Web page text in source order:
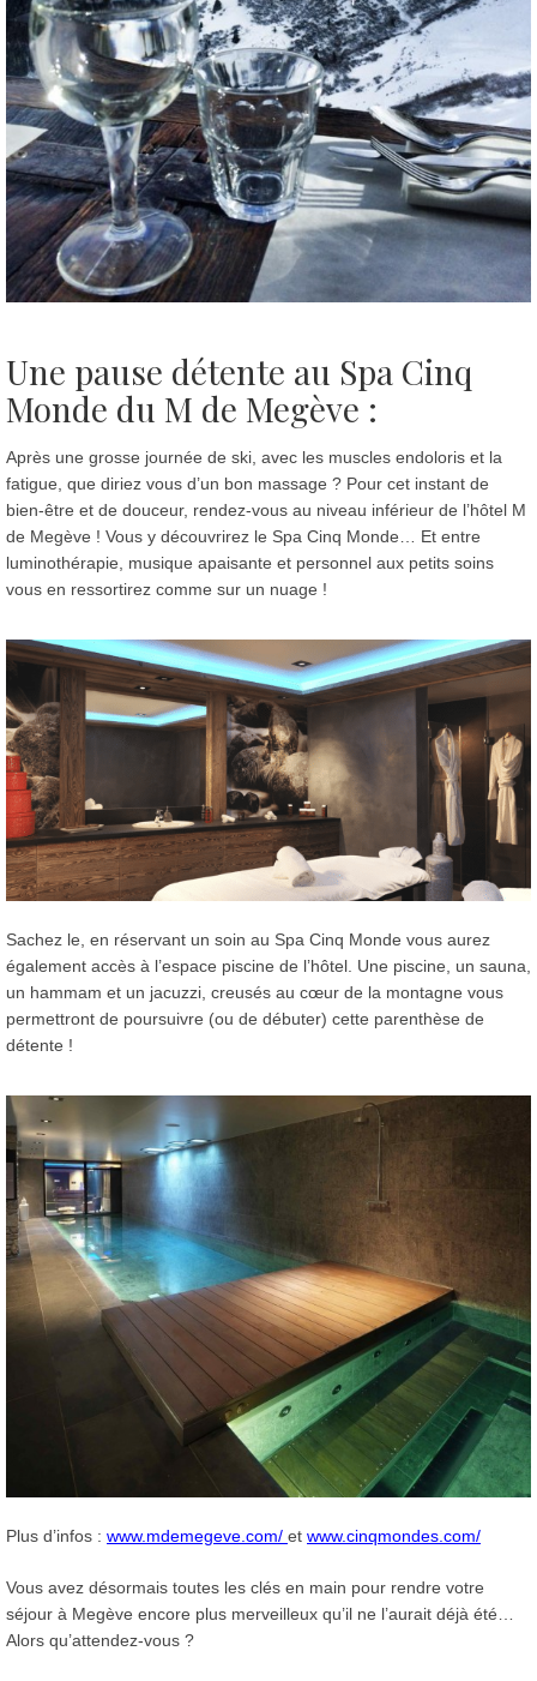
Une pause détente au Spa Cinq
Monde du M de Megève :
Après une grosse journée de ski, avec les muscles endoloris et la
fatigue, que diriez vous d’un bon massage ? Pour cet instant de
bien-être et de douceur, rendez-vous au niveau inférieur de l’hôtel M
de Megève ! Vous y découvrirez le Spa Cinq Monde… Et entre
luminothérapie, musique apaisante et personnel aux petits soins
vous en ressortirez comme sur un nuage !
Sachez le, en réservant un soin au Spa Cinq Monde vous aurez
également accès à l’espace piscine de l’hôtel. Une piscine, un sauna,
un hammam et un jacuzzi, creusés au cœur de la montagne vous
permettront de poursuivre (ou de débuter) cette parenthèse de
détente !
Plus d’infos : www.mdemegeve.com/ et www.cinqmondes.com/
Vous avez désormais toutes les clés en main pour rendre votre
séjour à Megève encore plus merveilleux qu’il ne l’aurait déjà été…
Alors qu’attendez-vous ?